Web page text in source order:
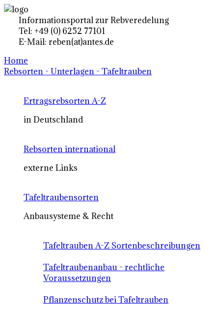
Informationsportal zur Rebveredelung
Tel: +49 (0) 6252 77101
E-Mail: reben(at)antes.de
Home
Rebsorten - Unterlagen - Tafeltrauben
Ertragsrebsorten A-Z
in Deutschland
Rebsorten international
externe Links
Tafeltraubensorten
Anbausysteme & Recht
Tafeltrauben A-Z Sortenbeschreibungen
Tafeltraubenanbau - rechtliche
Voraussetzungen
Pflanzenschutz bei Tafeltrauben